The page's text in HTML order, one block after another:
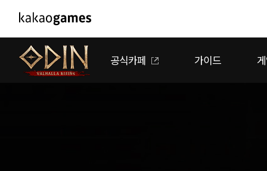
PC/모바일게임 공식카페 가이드